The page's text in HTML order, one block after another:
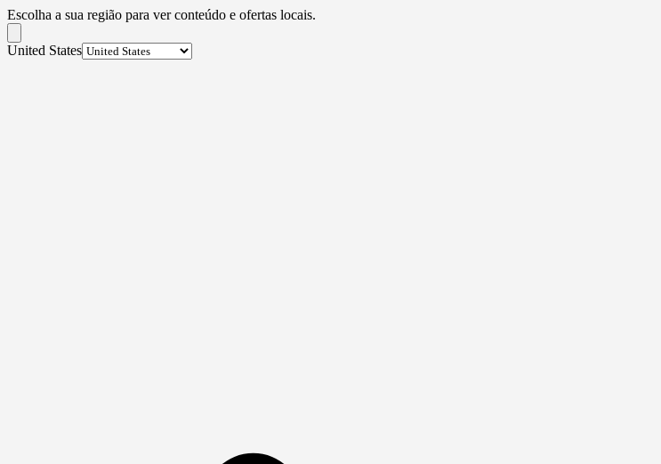
Escolha a sua região para ver conteúdo e ofertas locais.
United States